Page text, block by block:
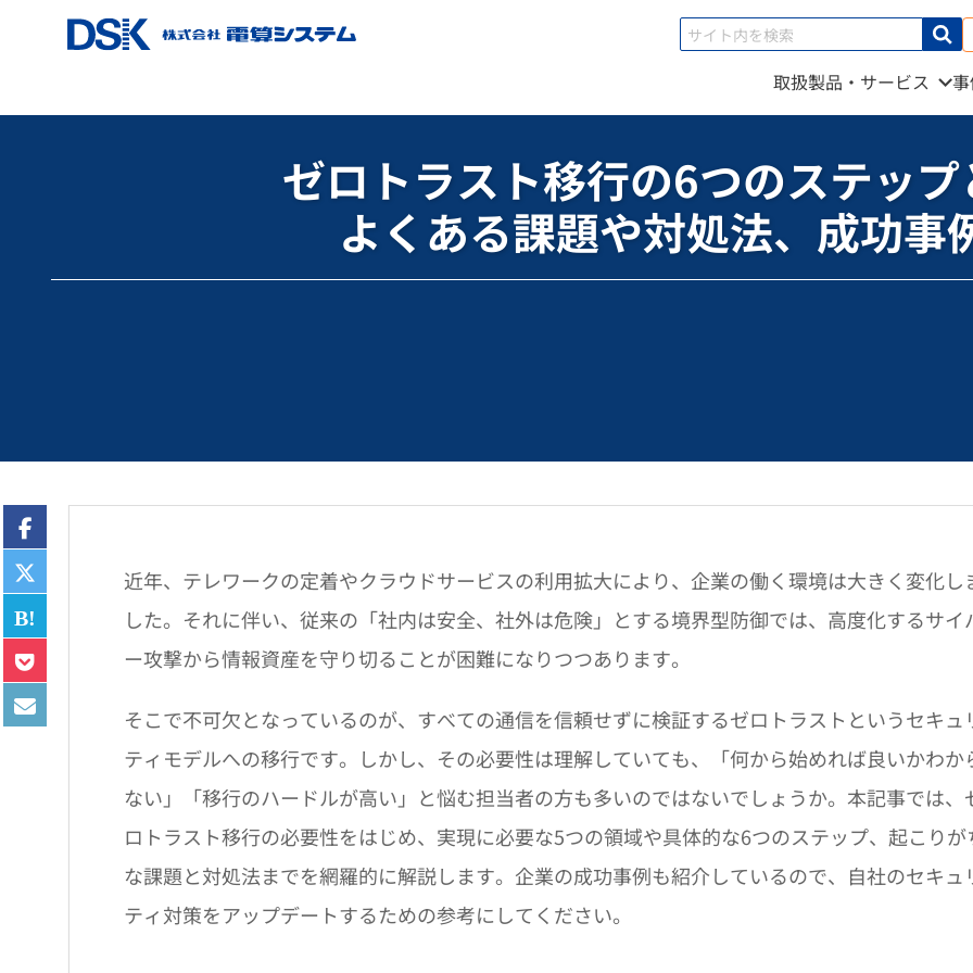
取扱製品・サービス
ゼロトラスト移行の6つのステッ
よくある課題や対処法、成功事
近年、テレワークの定着やクラウドサービスの利用拡大により、企業の働く環境は大きく変化し
した。それに伴い、従来の「社内は安全、社外は危険」とする境界型防御では、高度化するサイ
ー攻撃から情報資産を守り切ることが困難になりつつあります。
そこで不可欠となっているのが、すべての通信を信頼せずに検証するゼロトラストというセキュ
ティモデルへの移行です。しかし、その必要性は理解していても、「何から始めれば良いかわか
ない」「移行のハードルが高い」と悩む担当者の方も多いのではないでしょうか。 本記事では、
ロトラスト移行の必要性をはじめ、実現に必要な5つの領域や具体的な6つのステップ、起こりが
な課題と対処法までを網羅的に解説します。企業の成功事例も紹介しているので、自社のセキュ
ティ対策をアップデートするための参考にしてください。